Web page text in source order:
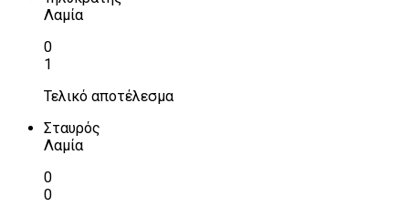
Λαμία
0
1
Τελικό αποτέλεσμα
Σταυρός
Λαμία
0
0